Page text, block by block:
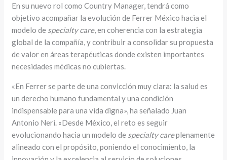
En su nuevo rol como Country Manager, tendrá como
objetivo acompañar la evolución de Ferrer México hacia el
modelo de specialty care, en coherencia con la estrategia
global de la compañía, y contribuir a consolidar su propuesta
de valor en áreas terapéuticas donde existen importantes
necesidades médicas no cubiertas.
«En Ferrer se parte de una convicción muy clara: la salud es
un derecho humano fundamental y una condición
indispensable para una vida digna», ha señalado Juan
Antonio Neri. «Desde México, el reto es seguir
evolucionando hacia un modelo de specialty careplenamente
alineado con el propósito, poniendo el conocimiento, la